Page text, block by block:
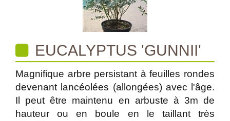
EUCALYPTUS 'GUNNII'
Magnifique arbre persistant à feuilles rondes
devenant lancéolées (allongées) avec l'âge.
Il peut être maintenu en arbuste à 3m de
hauteur ou en boule en le taillant très